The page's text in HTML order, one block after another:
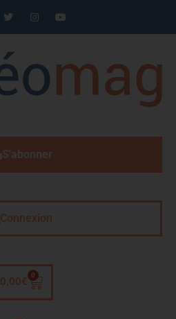
S'abonner
Connexion
0,00 €
0